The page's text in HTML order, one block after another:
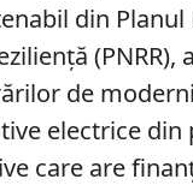
din
(PNRR),
de
electrice din
care are